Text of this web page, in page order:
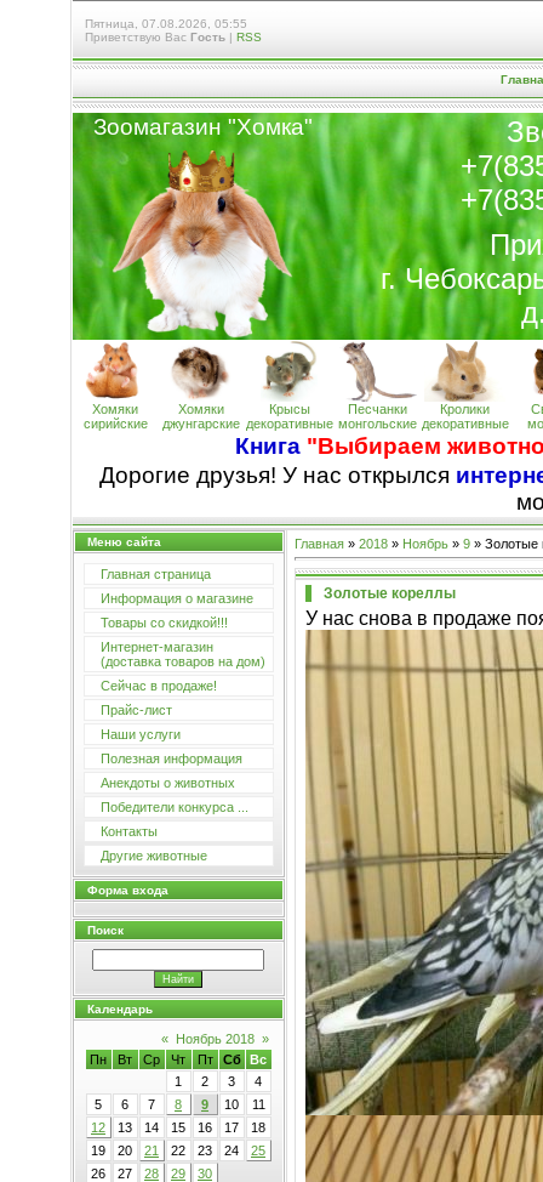
Пятница, 07.08.2026, 05:55
Приветствую Вас Гость| RSS
Зоомагазин "Хомка"
г.
Хомяки
сирийские
Хомяки
джунгарские
Крысы
декоративные
Песчанки
монгольские
Кролики
декоративные
Книга "Выбираем
Дорогие друзья! У нас открылся
Меню сайта
Главная страница
Информация о магазине
Товары со скидкой!!!
Интернет-магазин
(доставка товаров на дом)
Сейчас в продаже!
Прайс-лист
Наши услуги
Полезная информация
Анекдоты о животных
Победители конкурса ...
Контакты
Другие животные
Форма входа
Поиск
Календарь
« Ноябрь 2018 »
Пн
Вт Ср Чт Пт Сб
Вс
1
2 3
4
5
6 7 8 9 10
11
12
13 14 15 16 17
18
19
20 21 22 23 24
25
26
27 28 29 30
Главная» 2018 » Ноябрь » 9» Золотые
Золотые кореллы
У нас снова в продаже